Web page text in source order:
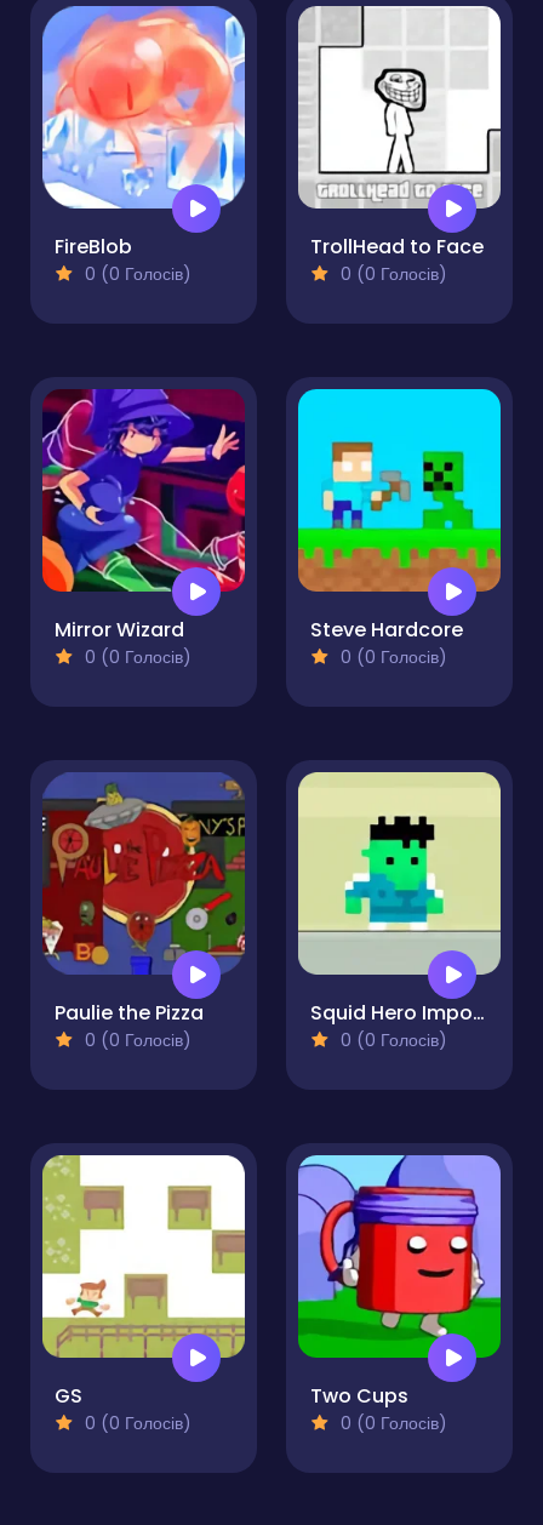
FireBlob
0 (0 Голосів)
TrollHead to Face
0 (0 Голосів)
Mirror Wizard
0 (0 Голосів)
Steve Hardcore
0 (0 Голосів)
Paulie the Pizza
0 (0 Голосів)
Squid Hero Impostor
0 (0 Голосів)
GS
0 (0 Голосів)
Two Cups
0 (0 Голосів)